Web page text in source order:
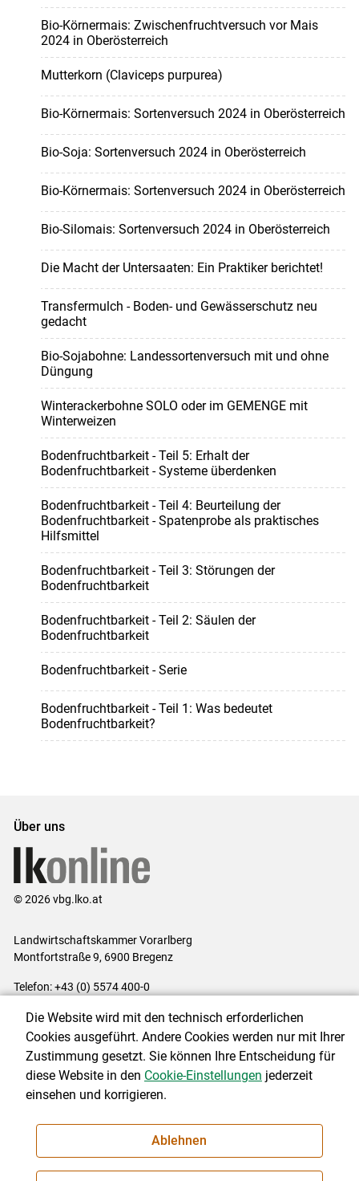
Bio-Körnermais: Zwischenfruchtversuch vor Mais
2024 in Oberösterreich
Mutterkorn (Claviceps purpurea)
Bio-Körnermais: Sortenversuch 2024 in Oberösterreich
Bio-Soja: Sortenversuch 2024 in Oberösterreich
Bio-Körnermais: Sortenversuch 2024 in Oberösterreich
Bio-Silomais: Sortenversuch 2024 in Oberösterreich
Die Macht der Untersaaten: Ein Praktiker berichtet!
Transfermulch - Boden- und Gewässerschutz neu
gedacht
Bio-Sojabohne: Landessortenversuch mit und ohne
Düngung
Winterackerbohne SOLO oder im GEMENGE mit
Winterweizen
Bodenfruchtbarkeit - Teil 5: Erhalt der
Bodenfruchtbarkeit - Systeme überdenken
Bodenfruchtbarkeit - Teil 4: Beurteilung der
Bodenfruchtbarkeit - Spatenprobe als praktisches
Hilfsmittel
Bodenfruchtbarkeit - Teil 3: Störungen der
Bodenfruchtbarkeit
Bodenfruchtbarkeit - Teil 2: Säulen der
Bodenfruchtbarkeit
Bodenfruchtbarkeit - Serie
Bodenfruchtbarkeit - Teil 1: Was bedeutet
Bodenfruchtbarkeit?
Über uns
© 2026 vbg.lko.at
Landwirtschaftskammer Vorarlberg
Montfortstraße 9, 6900 Bregenz
Telefon: +43 (0) 5574 400-0
Impressum|Kontakt|Datenschutzerklärung|Barrierefreiheit|
Cookie-Einstellungen
NEWSLETTER
Die Website wird mit den technisch erforderlichen
Cookies ausgeführt. Andere Cookies werden nur mit Ihrer
Zustimmung gesetzt. Sie können Ihre Entscheidung für
diese Website in den Cookie-Einstellungen jederzeit
einsehen und korrigieren.
Ablehnen